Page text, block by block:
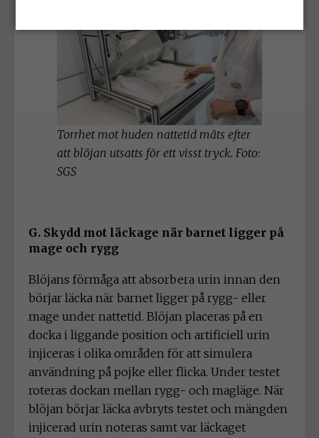
Torrhet mot huden nattetid mäts efter
att blöjan utsatts för ett visst tryck. Foto:
SGS
G. Skydd mot läckage när barnet ligger på
mage och rygg
Blöjans förmåga att absorbera urin innan den
börjar läcka när barnet ligger på rygg- eller
mage under nattetid. Blöjan placeras på en
docka i liggande position och artificiell urin
injiceras i olika områden för att simulera
användning på pojke eller flicka. Under testet
roteras dockan mellan rygg- och magläge. När
blöjan börjar läcka avbryts testet och mängden
injicerad urin noteras samt var läckaget